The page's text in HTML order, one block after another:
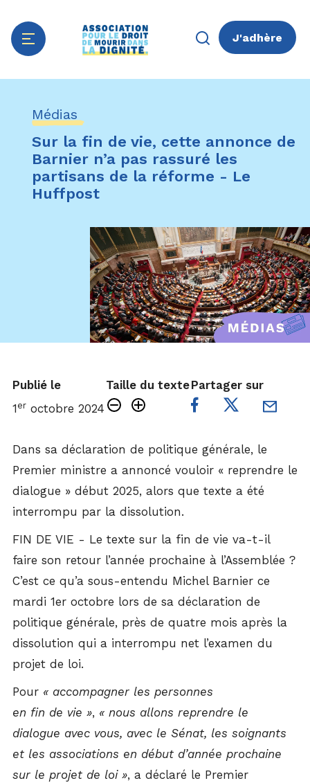
contenu
principal
J'adhère
Médias
Sur la fin de vie, cette annonce de
Barnier n’a pas rassuré les
partisans de la réforme - Le
Huffpost
Publié le
1 er octobre 2024
Taille du textePartager sur
Dans sa déclaration de politique générale, le
Premier ministre a annoncé vouloir « reprendre le
dialogue » début 2025, alors que texte a été
interrompu par la dissolution.
FIN DE VIE - Le texte sur la fin de vie va-t-il
faire son retour l’année prochaine à l’Assemblée ?
C’est ce qu’a sous-entendu Michel Barnier ce
mardi 1er octobre lors de sa déclaration de
politique générale, près de quatre mois après la
dissolution qui a interrompu net l’examen du
projet de loi.
Pour « accompagner les personnes
en fin de vie », « nous allons reprendre le
dialogue avec vous, avec le Sénat, les soignants
et les associations en début d’année prochaine
sur le projet de loi », a déclaré le Premier